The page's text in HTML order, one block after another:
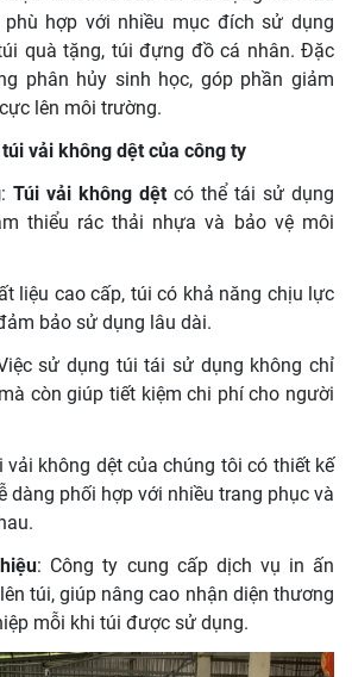
hợp với nhiều mục đích sử dụng
quà tặng, túi đựng đồ cá nhân. Đặc
phân hủy sinh học, góp phần giảm
lên môi trường.
vải không dệt của công ty
: Túi vải không dệt có thể tái sử dụng
thiểu rác thải nhựa và bảo vệ môi
liệu cao cấp, túi có khả năng chịu lực
bảo sử dụng lâu dài.
sử dụng túi tái sử dụng không chỉ
còn giúp tiết kiệm chi phí cho người
vải không dệt của chúng tôi có thiết kế
dàng phối hợp với nhiều trang phục và
: Công ty cung cấp dịch vụ in ấn
túi, giúp nâng cao nhận diện thương
mỗi khi túi được sử dụng.